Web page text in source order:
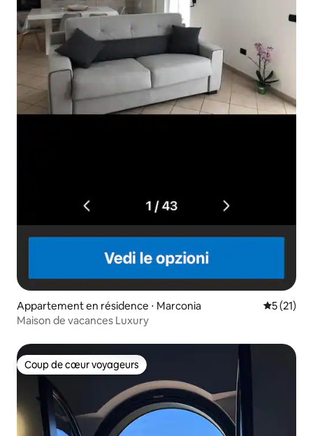
Appartement en résidence ⋅ Marconia
5 (21)
Maison de vacances Luxury
Coup de cœur voyageurs
Coup de cœur voyageurs